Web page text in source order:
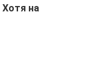
Хотя на